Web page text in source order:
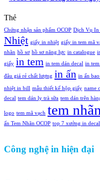
Thẻ
Chứng nhận sản phẩm OCOP Dịch Vụ In
Nhiệt giấy in nhiệt giấy in tem mã
nhãn hồ sơ hồ sơ năng lực in catalogue
giấy in tem in tem dán decal in
đâu giá rẻ chất lượng in ấn in ấn
nhiệt in bill mẫu thiết kế hộp giấy name
decal tem dán ly trà sữa tem dán trên
logo tem mã vạch tem nhãn
ấn Tem Nhãn OCOP top 7 xưởng in
Công nghệ in hiện đại